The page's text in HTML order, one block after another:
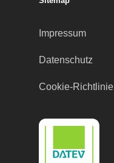
Impressum
Datenschutz
Cookie-